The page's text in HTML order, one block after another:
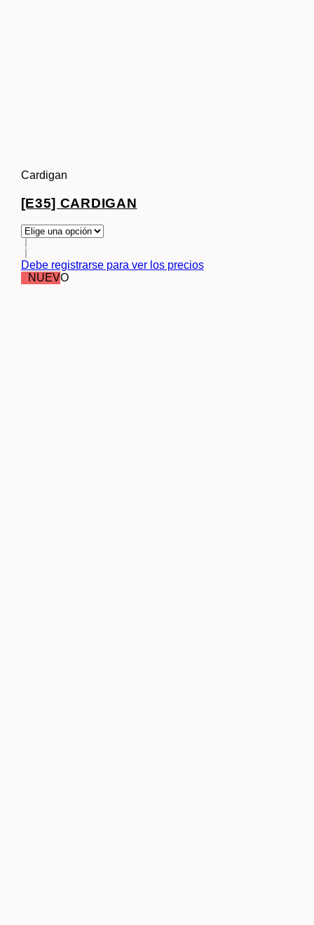
Cardigan
[E35] CARDIGAN
Debe registrarse para ver los precios
NUEVO